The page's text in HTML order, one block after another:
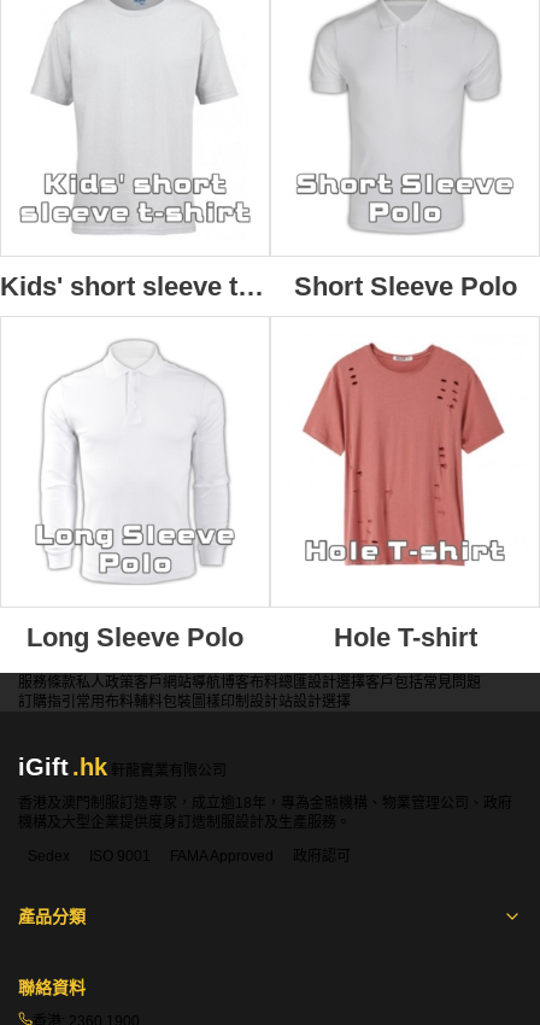
Kids' short sleeve t-shirt Short Sleeve Polo
Long Sleeve Polo Hole T-shirt
服務條款私人政策客戶 網站導航博客布料總匯設計選擇客戶包括常見問題
訂購指引 常用布料輔料包裝 圖樣印制 設計站設計選擇
iGift.hk
軒龍實業有限公司
香港及澳門制服訂造專家，成立逾18年，專為金融機構、物業管理公司、政府
機構及大型企業提供度身訂造制服設計及生產服務。
Sedex
ISO 9001 FAMA Approved 政府認可
產品分類
聯絡資料
香港: 2360 1900